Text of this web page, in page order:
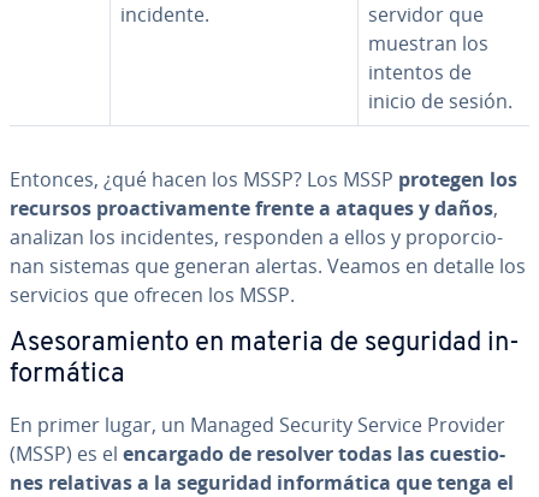
incidente.
servidor que
muestran los
intentos de
inicio de sesión.
Entonces, ¿qué hacen los MSSP? Los MSSP protegen los
recursos proac­ti­va­me­n­te frente a ataques y daños,
analizan los in­ci­de­n­tes, responden a ellos y pro­po­r­cio­
nan sistemas que generan alertas. Veamos en detalle los
servicios que ofrecen los MSSP.
Ase­so­ra­mie­n­to en materia de seguridad in­
fo­r­má­ti­ca
En primer lugar, un Managed Security Service Provider
(MSSP) es el encargado de resolver todas las cue­s­tio­
nes relativas a la seguridad in­fo­r­má­ti­ca que tenga el